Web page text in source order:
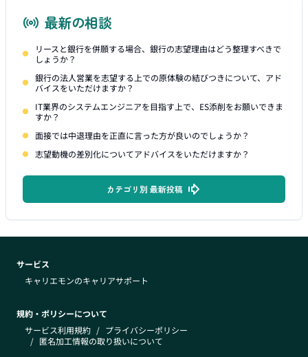
最新の相談
リースと銀行を併願する場合、銀行の志望理由はどう整理すべきで
しょうか？
銀行の法人営業を志望する上での原体験の結びつきについて、アド
バイスをいただけますか？
IT業界のシステムエンジニアを目指す上で、ES添削をお願いできま
すか？
面接では中退理由を正直に言った方が良いのでしょうか？
志望動機の差別化についてアドバイスをいただけますか？
カテゴリ別 最新投稿
サービス
キャリエモンのキャリアサポート
規約・ポリシーについて
サービス利用規約 / プライバシーポリシー
/ 匿名加工情報の取り扱いについて